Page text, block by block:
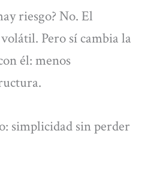
riesgo? No. El
Pero sí cambia la
él: menos
simplicidad sin perder